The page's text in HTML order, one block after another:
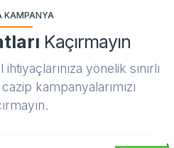
KAMPANYA
Kaçırmayın
yönelik sınırlı
kampanyalarımızı